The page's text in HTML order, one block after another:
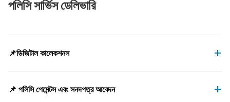
পলিসি সার্ভিস ডেলিভারি
📌ডিজিটাল কালেকশনস
📌 পলিসি পেমেন্টস এবং সনদপত্র আবেদন